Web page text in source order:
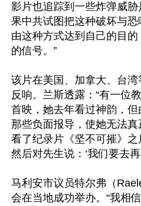
影片也追踪到一些炸弹威
果中共试图把这种破坏与
由这种方式达到自己的目
的信号。”
该片在美国、加拿大、台
反响。兰斯透露：“有一位
首映，她去年看过神韵，但
那些负面报导，使她无法
看了纪录片《坚不可摧》之
然后对先生说：‘我们要去
马利安市议员特尔弗（
会在当地成功举办。“我相